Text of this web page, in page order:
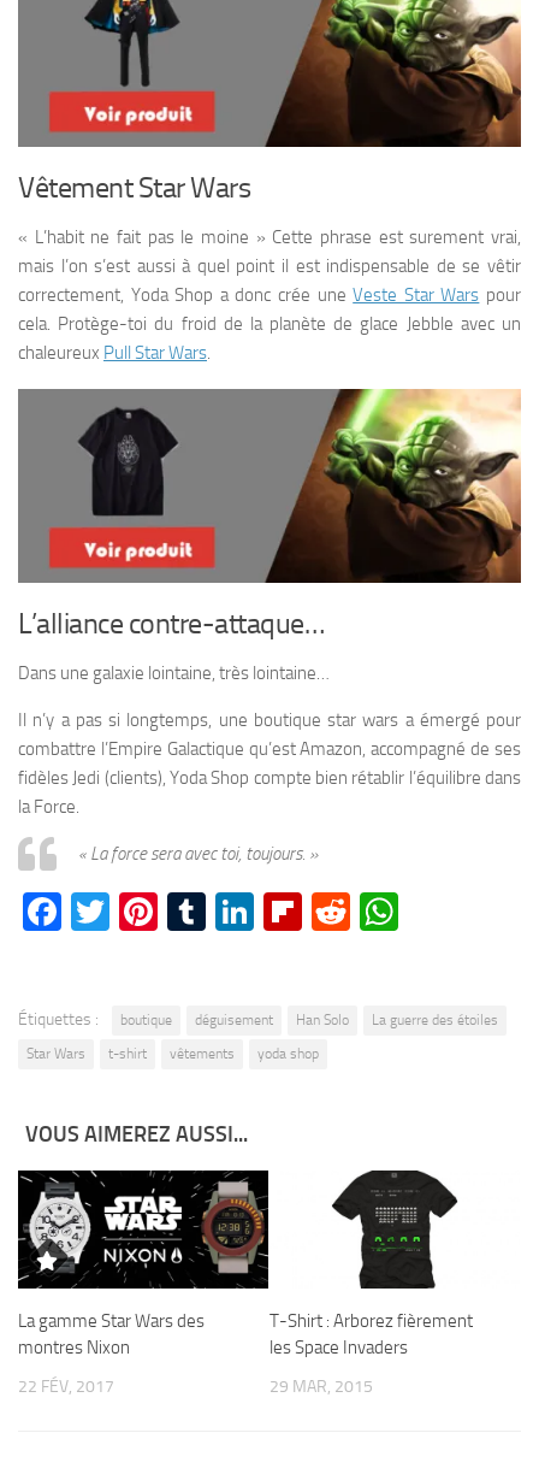
Vêtement Star Wars
« L’habit ne fait pas le moine » Cette phrase est surement vrai,
mais l’on s’est aussi à quel point il est indispensable de se vêtir
correctement, Yoda Shop a donc crée uneVeste Star Wars pour
cela. Protège-toi du froid de la planète de glace Jebble avec un
chaleureux Pull Star Wars.
L’alliance contre-attaque…
Dans une galaxie lointaine, très lointaine…
Il n’y a pas si longtemps, une boutique star wars a émergé pour
combattre l’Empire Galactique qu’est Amazon, accompagné de ses
fidèles Jedi (clients), Yoda Shop compte bien rétablir l’équilibre dans
la Force.
« La force sera avec toi, toujours. »
Facebook
Twitter
Pinterest
Tumblr
LinkedIn
Flipboard
Reddit
Étiquettes : boutique déguisement Han Solo
La guerre des étoiles
Star Wars
t-shirt vêtements yoda shop
VOUS AIMEREZ AUSSI...
La gamme Star Wars des
montres Nixon
22 FÉV, 2017
T-Shirt : Arborez fièrement
les Space Invaders
29 MAR, 2015